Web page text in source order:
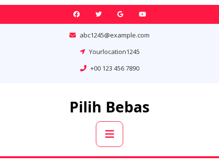
Skip
abc1245@example.com
Yourlocation1245
+00 123 456 7890
Pilih Bebas
Primary
Menu